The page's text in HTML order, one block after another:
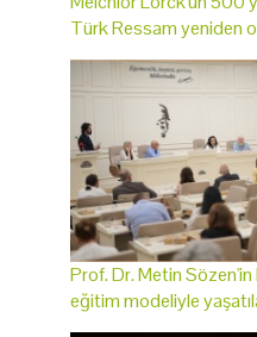
Türk Ressam yeniden
Prof. Dr. Metin Sözen'in
eğitim modeliyle